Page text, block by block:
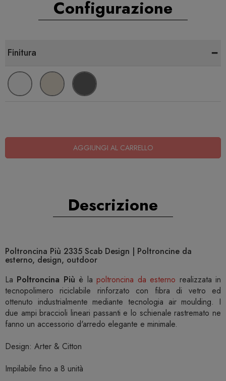
Configurazione
Finitura -
AGGIUNGI AL CARRELLO
Descrizione
Poltroncina Più 2335 Scab Design | Poltroncine da
esterno, design, outdoor
La Poltroncina Più è lapoltroncina da esterno realizzata in
tecnopolimero riciclabile rinforzato con fibra di vetro ed
ottenuto industrialmente mediante tecnologia air moulding. I
due ampi braccioli lineari passanti e lo schienale rastremato ne
fanno un accessorio d'arredo elegante e minimale.
Design: Arter & Citton
Impilabile fino a 8 unità